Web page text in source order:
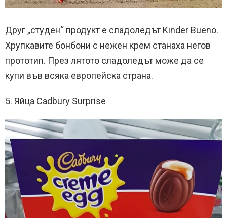
Друг „студен“ продукт е сладоледът Kinder Bueno.
Хрупкавите бонбони с нежен крем станаха негов
прототип. През лятото сладоледът може да се
купи във всяка европейска страна.
5. Яйца Cadbury Surprise